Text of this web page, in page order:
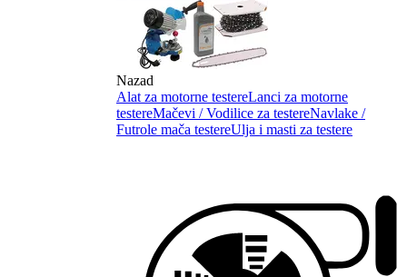
Nazad
Alat za motorne testereLanci za motorne
testereMačevi / Vodilice za testereNavlake /
Futrole mača testereUlja i masti za testere